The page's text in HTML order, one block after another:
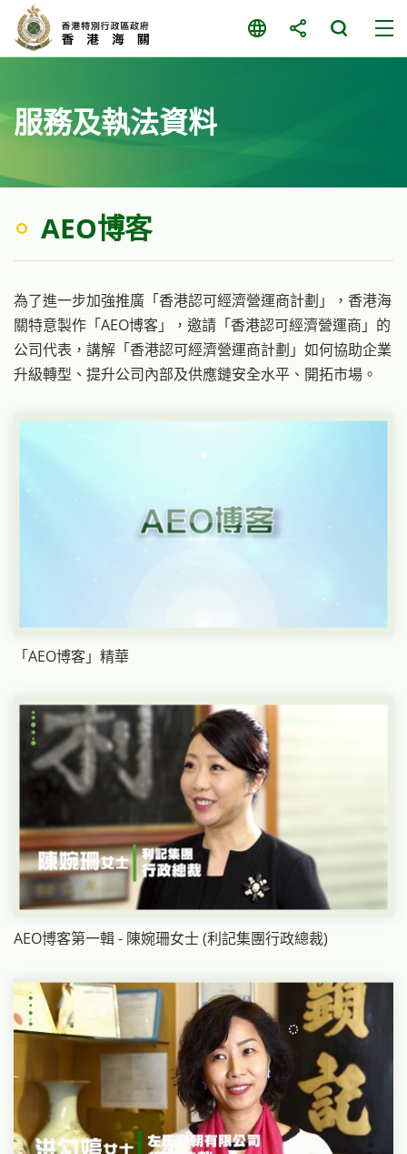
主
服務及執法資料
AEO博客
為了進一步加強推廣「香港認可經濟營運商計劃」，香港海
關特意製作「AEO博客」，邀請「香港認可經濟營運商」的
公司代表，講解「香港認可經濟營運商計劃」如何協助企業
升級轉型、提升公司內部及供應鏈安全水平、開拓市場。
「AEO博客」精華
AEO博客第一輯 - 陳婉珊女士 (利記集團行政總裁)